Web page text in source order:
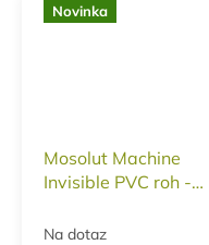
Novinka
Mosolut Machine
Invisible PVC roh -
Na dotaz